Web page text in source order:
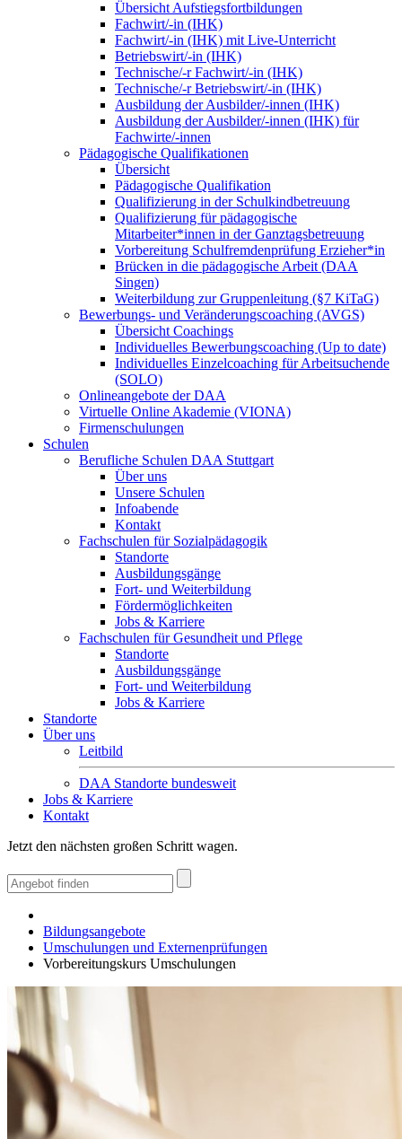
Übersicht Aufstiegsfortbildungen
Fachwirt/-in (IHK)
Fachwirt/-in (IHK) mit Live-Unterricht
Betriebswirt/-in (IHK)
Technische/-r Fachwirt/-in (IHK)
Technische/-r Betriebswirt/-in (IHK)
Ausbildung der Ausbilder/-innen (IHK)
Ausbildung der Ausbilder/-innen (IHK) für
Fachwirte/-innen
Pädagogische Qualifikationen
Übersicht
Pädagogische Qualifikation
Qualifizierung in der Schulkindbetreuung
Qualifizierung für pädagogische
Mitarbeiter*innen in der Ganztagsbetreuung
Vorbereitung Schulfremdenprüfung Erzieher*in
Brücken in die pädagogische Arbeit (DAA
Singen)
Weiterbildung zur Gruppenleitung (§7 KiTaG)
Bewerbungs- und Veränderungscoaching (AVGS)
Übersicht Coachings
Individuelles Bewerbungscoaching (Up to date)
Individuelles Einzelcoaching für Arbeitsuchende
(SOLO)
Onlineangebote der DAA
Virtuelle Online Akademie (VIONA)
Firmenschulungen
Schulen
Berufliche Schulen DAA Stuttgart
Über uns
Unsere Schulen
Infoabende
Kontakt
Fachschulen für Sozialpädagogik
Standorte
Ausbildungsgänge
Fort- und Weiterbildung
Fördermöglichkeiten
Jobs & Karriere
Fachschulen für Gesundheit und Pflege
Standorte
Ausbildungsgänge
Fort- und Weiterbildung
Jobs & Karriere
Standorte
Über uns
Leitbild
DAA Standorte bundesweit
Jobs & Karriere
Kontakt
Jetzt den nächsten großen Schritt wagen.
Bildungsangebote
Umschulungen und Externenprüfungen
Vorbereitungskurs Umschulungen